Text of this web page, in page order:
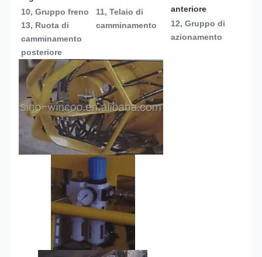
10, Gruppo freno
13, Ruota di
camminamento
posteriore
11, Telaio di
camminamento
anteriore
12, Gruppo di
azionamento